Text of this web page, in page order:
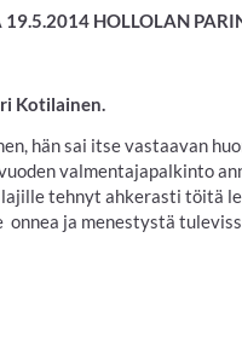
HOLLOLAN
Kotilainen.
hän sai itse vastaavan
valmentajapalkinto
tehnyt ahkerasti töitä
ja menestystä